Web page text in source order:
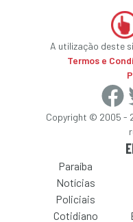
A utilização deste
Termos e
Copyright © 2005 -
Paraíba
Notícias
Policiais
Cotidiano